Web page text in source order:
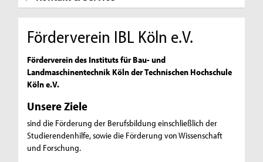
Förderverein IBL Köln e.V.
Förderverein des Instituts für Bau- und
Landmaschinentechnik Köln der Technischen Hochschule
Köln e.V.
Unsere Ziele
sind die Förderung der Berufsbildung einschließlich der
Studierendenhilfe, sowie die Förderung von Wissenschaft
und Forschung.